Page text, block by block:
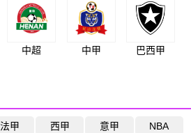
中超 中甲 巴西甲
法甲 西甲 意甲 NBA